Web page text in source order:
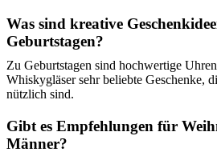
Was sind kreative
Geburtstagen?
Zu Geburtstagen sind hochwertige
Whiskygläser sehr beliebte Geschenke,
nützlich sind.
Gibt es Empfehlungen für
Männer?